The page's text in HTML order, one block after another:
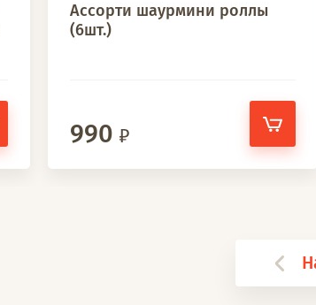
Ассорти шаурмини роллы
(6шт.)
990